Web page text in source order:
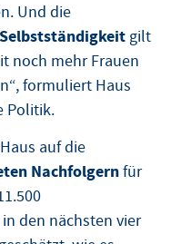
Und die
gilt
noch mehr Frauen
formuliert Haus
Politik.
auf die
Nachfolgernfür
den nächsten vier